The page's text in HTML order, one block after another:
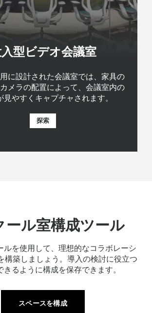
型ビデオ会議室
に設計された会議室では、家具の
メラの配置によって、会議室内の
見やすくキャプチャされます。
探索
ール室構成ツール
ルを使用して、理想的なコラボレーシ
構築しましょう。導入の検討に役立つ
きるように構成を保存できます。
スペースを構成